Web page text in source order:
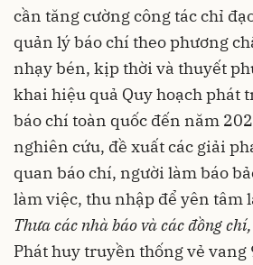
cần tăng cường công tác chỉ
quản lý báo chí theo phương
nhạy bén, kịp thời và thuyết
khai hiệu quả Quy hoạch phát
báo chí toàn quốc đến năm
nghiên cứu, đề xuất các giải
quan báo chí, người làm báo
làm việc, thu nhập để yên tâm
Thưa các nhà báo và các đồng chí,
Phát huy truyền thống vẻ vang